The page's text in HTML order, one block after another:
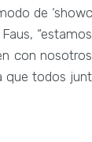
de
con
que todos